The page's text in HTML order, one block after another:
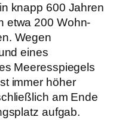
knapp 600 Jahren
etwa 200 Wohn-
Wegen
eines
Meeresspiegels
immer höher
am Ende
aufgab.